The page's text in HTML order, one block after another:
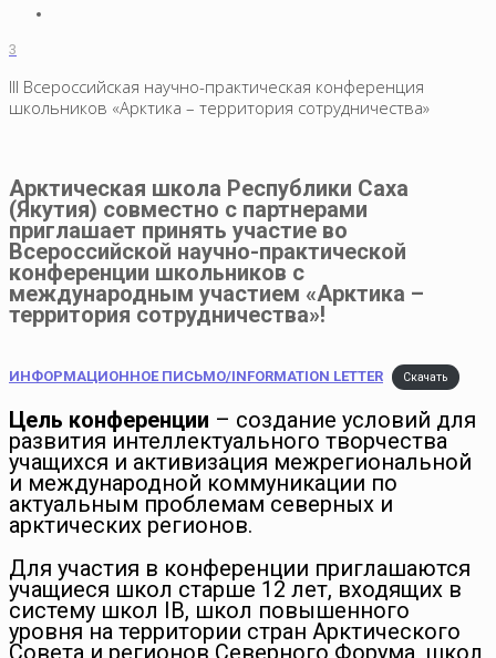
3
III Всероссийская научно-практическая конференция
школьников «Арктика – территория сотрудничества»
Арктическая школа Республики Саха
(Якутия) совместно с партнерами
приглашает принять участие во
Всероссийской научно-практической
конференции школьников с
международным участием «Арктика –
территория сотрудничества»!
ИНФОРМАЦИОННОЕ ПИСЬМО/INFORMATION LETTER Скачать
Цель конференции – создание условий для
развития интеллектуального творчества
учащихся и активизация межрегиональной
и международной коммуникации по
актуальным проблемам северных и
арктических регионов.
Для участия в конференции приглашаются
учащиеся школ старше 12 лет, входящих в
систему школ IB, школ повышенного
уровня на территории стран Арктического
Совета и регионов Северного Форума, школ